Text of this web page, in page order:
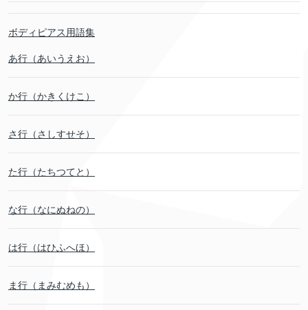
ボディピアス用語集
あ行（あいうえお）
か行（かきくけこ）
さ行（さしすせそ）
た行（たちつてと）
な行（なにぬねの）
は行（はひふへほ）
ま行（まみむめも）